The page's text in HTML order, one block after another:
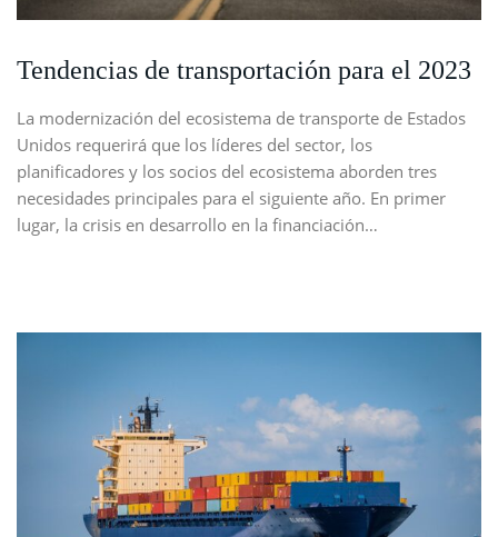
Tendencias de transportación para el 2023
La modernización del ecosistema de transporte de Estados
Unidos requerirá que los líderes del sector, los
planificadores y los socios del ecosistema aborden tres
necesidades principales para el siguiente año. En primer
lugar, la crisis en desarrollo en la financiación…